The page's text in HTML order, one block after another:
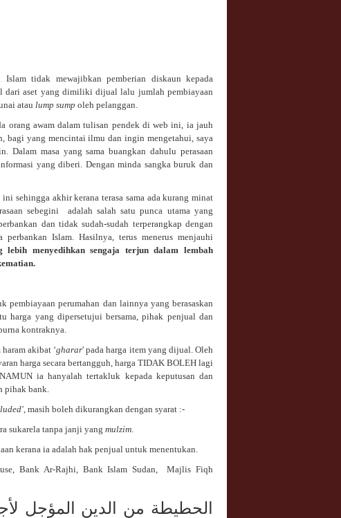
Islam tidak mewajibkan pemberian diskaun kepada
dari aset yang dimiliki dijual lalu jumlah pembiayaan
atau lump sump oleh pelanggan.
orang awam dalam tulisan pendek di web ini, ia jauh
bagi yang mencintai ilmu dan ingin mengetahui, saya
Dalam masa yang sama buangkan dahulu perasaan
yang diberi. Dengan minda sangka buruk dan
sehingga akhir kerana terasa sama ada kurang minat
sebegini adalah salah satu punca utama yang
dan tidak sudah-sudah terperangkap dengan
Islam. Hasilnya, terus menerus menjauhi
lebih menyedihkan sengaja terjun dalam lembah
pembiayaan perumahan dan lainnya yang berasaskan
harga yang dipersetujui bersama, pihak penjual dan
kontraknya.
akibat ‘gharar' pada harga item yang dijual. Oleh
harga secara bertangguh, harga TIDAK BOLEH lagi
ia hanyalah tertakluk kepada keputusan dan
pihak bank.
, masih boleh dikurangkan dengan syarat :-
sukarela tanpa janji yang mulzim.
kerana ia adalah hak penjual untuk menentukan.
Bank Ar-Rajhi, Bank Islam Sudan,
Majlis Fiqh
الحطيطة من الدين المؤجل